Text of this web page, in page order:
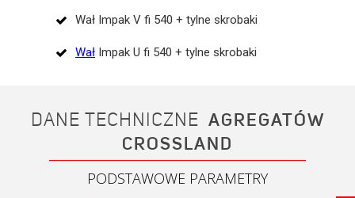
Wał Impak V fi 540 + tylne skrobaki
Wał Impak U fi 540 + tylne skrobaki
DANE TECHNICZNE AGREGATÓW
CROSSLAND
PODSTAWOWE PARAMETRY